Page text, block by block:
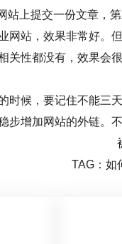
站上提交一份文章，
网站，效果非常好。
关性都没有，效果会
时候，要记住不能三
步增加网站的外链。
TAG：如